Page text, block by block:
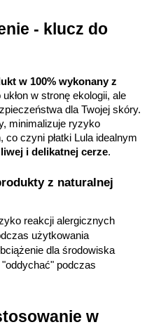
- klucz do
w 100% wykonany z
ukłon w stronę ekologii, ale
dla Twojej skóry.
minimalizuje ryzyko
czyni płatki Lula idealnym
i delikatnej cerze.
z naturalnej
reakcji alergicznych
użytkowania
dla środowiska
podczas
w